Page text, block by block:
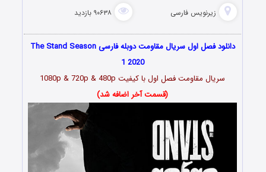
زیرنویس فارسی ۹۰۶۳۸ بازدید
دانلود فصل اول سریال مقاومت دوبله فارسی The Stand Season
1 2020
سریال مقاومت فصل اول با کیفیت 1080p & 720p & 480p
(قسمت آخر اضافه شد)